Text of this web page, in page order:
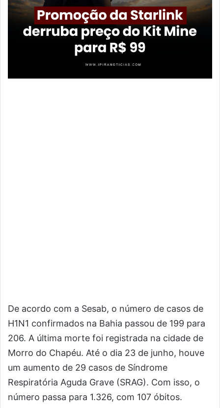
De acordo com a Sesab, o número de casos de
H1N1 confirmados na Bahia passou de 199 para
206. A última morte foi registrada na cidade de
Morro do Chapéu. Até o dia 23 de junho, houve
um aumento de 29 casos de Síndrome
Respiratória Aguda Grave (SRAG). Com isso, o
número passa para 1.326, com 107 óbitos.